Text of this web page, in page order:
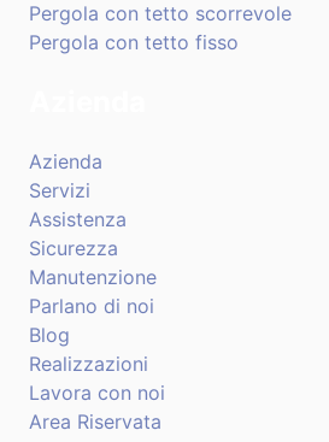
Pergola con tetto scorrevole
Pergola con tetto fisso
Azienda
Servizi
Assistenza
Sicurezza
Manutenzione
Parlano di noi
Blog
Realizzazioni
Lavora con noi
Area Riservata